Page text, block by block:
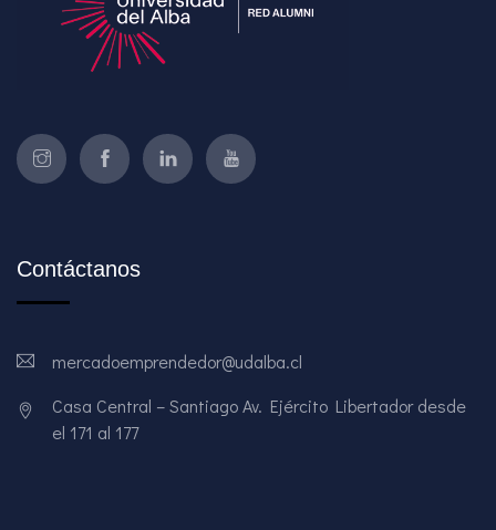
Contáctanos
mercadoemprendedor@udalba.cl
Casa Central – Santiago Av. Ejército Libertador desde
el 171 al 177